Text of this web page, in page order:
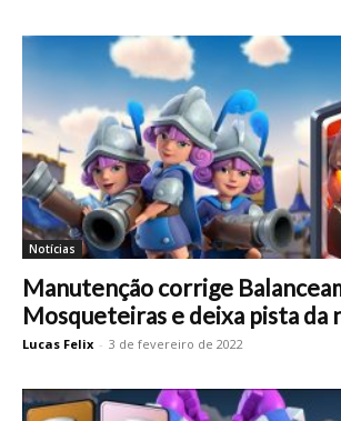
Notícias
Manutenção corrige
Mosqueteiras e deixa pista da
Lucas Felix - 3 de fevereiro de 2022